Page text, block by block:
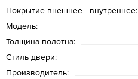
Покрытие внешнее - внутреннее:
Модель:
Толщина полотна:
Стиль двери:
Производитель: